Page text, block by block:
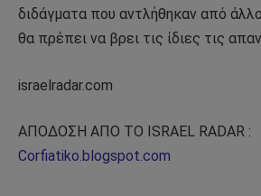
διδάγματα που αντλήθηκαν από
θα πρέπει να βρει τις ίδιες τις
israelradar.com
ΑΠΟΔΟΣΗ ΑΠΟ ΤΟ ISRAEL RADAR :
Corfiatiko.blogspot.com